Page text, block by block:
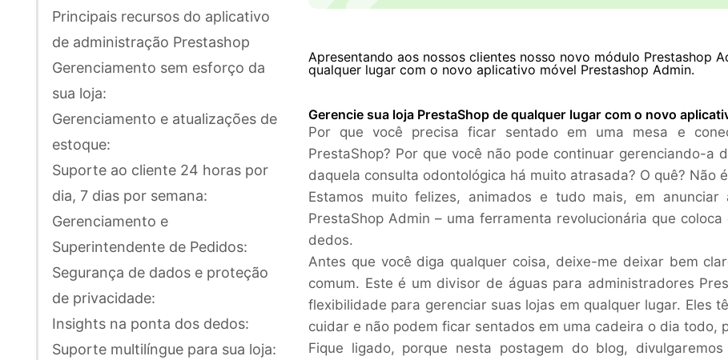
Principais recursos do aplicativo
de administração Prestashop
Gerenciamento sem esforço da
sua loja:
Gerenciamento e atualizações de
estoque:
Suporte ao cliente 24 horas por
dia, 7 dias por semana:
Gerenciamento e
Superintendente de Pedidos:
Segurança de dados e proteção
de privacidade:
Insights na ponta dos dedos:
Suporte multilíngue para sua loja:
Apresentando aos nossos clientes nosso novo módulo Prestashop
qualquer lugar com o novo aplicativo móvel Prestashop Admin.
Gerencie sua loja PrestaShop de qualquer lugar com o novo
Por que você precisa ficar sentado em uma mesa e
PrestaShop? Por que você não pode continuar gerenciando-
daquela consulta odontológica há muito atrasada? O quê? Não
Estamos muito felizes, animados e tudo mais, em
PrestaShop Admin – uma ferramenta revolucionária que
dedos.
Antes que você diga qualquer coisa, deixe-me deixar bem
comum. Este é um divisor de águas para administradores
flexibilidade para gerenciar suas lojas em qualquer lugar. Eles
cuidar e não podem ficar sentados em uma cadeira o dia todo,
Fique ligado, porque nesta postagem do blog,